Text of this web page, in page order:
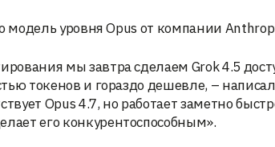
модель уровня Opus от компании
мы завтра сделаем Grok 4.5
токенов и гораздо дешевле, –
Opus 4.7, но работает заметно
его конкурентоспособным».